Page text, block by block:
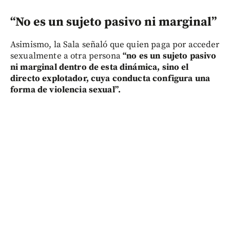
“No es un sujeto pasivo ni marginal”
Asimismo, la Sala señaló que quien paga por acceder
sexualmente a otra persona“no es un sujeto pasivo
ni marginal dentro de esta dinámica, sino el
directo explotador, cuya conducta configura una
forma de violencia sexual”.